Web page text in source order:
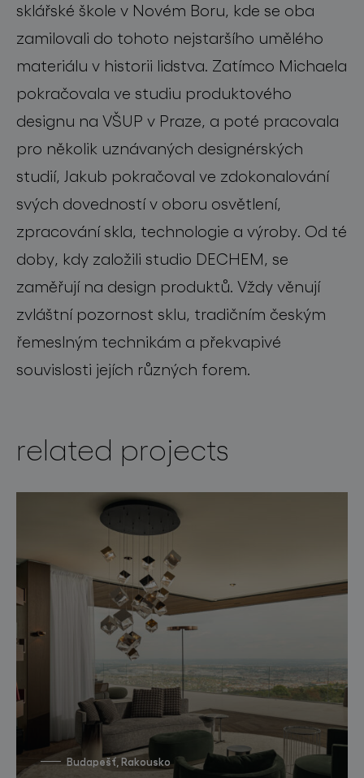
sklářské škole v Novém Boru, kde se oba
zamilovali do tohoto nejstaršího umělého
materiálu v historii lidstva. Zatímco Michaela
pokračovala ve studiu produktového
designu na VŠUP v Praze, a poté pracovala
pro několik uznávaných designérských
studií, Jakub pokračoval ve zdokonalování
svých dovedností v oboru osvětlení,
zpracování skla, technologie a výroby. Od té
doby, kdy založili studio DECHEM, se
zaměřují na design produktů. Vždy věnují
zvláštní pozornost sklu, tradičním českým
řemeslným technikám a překvapivé
souvislosti jejích různých forem.
related projects
Budapešť, Rakousko